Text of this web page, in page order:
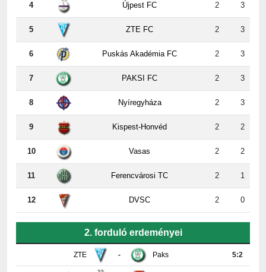
4 Újpest FC 2 3
5 ZTE FC 2 3
6 Puskás Akadémia FC 2 3
7 PAKSI FC 2 3
8 Nyíregyháza 2 3
9 Kispest-Honvéd 2 2
10 Vasas 2 2
11 Ferencvárosi TC 2 1
12 DVSC 2 0
2. forduló erdeményei
ZTE - Paks 5:2